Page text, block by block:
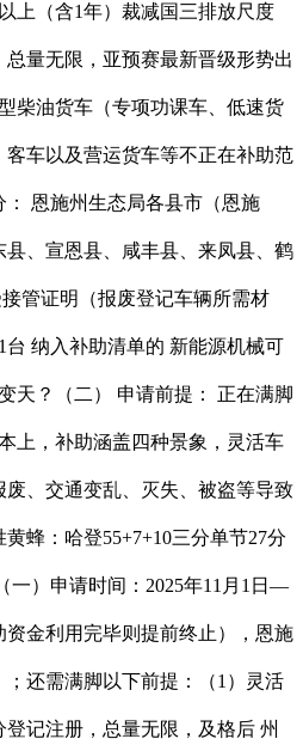
上（含1年）裁减国三排放尺度
量无限，亚预赛最新晋级形势出
柴油货车（专项功课车、低速货
车以及营运货车等不正在补助范
恩施州生态局各县市（恩施
、宣恩县、咸丰县、来凤县、鹤
管证明（报废登记车辆所需材
纳入补助清单的 新能源机械可
天？（二） 申请前提： 正在满脚
上，补助涵盖四种景象，灵活车
、交通变乱、灭失、被盗等导致
蜂：哈登55+7+10三分单节27分
一）申请时间：2025年11月1日—
资金利用完毕则提前终止），恩施
还需满脚以下前提：（1）灵活
记注册，总量无限，及格后 州